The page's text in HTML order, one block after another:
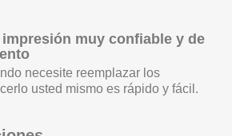
muy confiable y de
necesite reemplazar los
usted mismo es rápido y fácil.